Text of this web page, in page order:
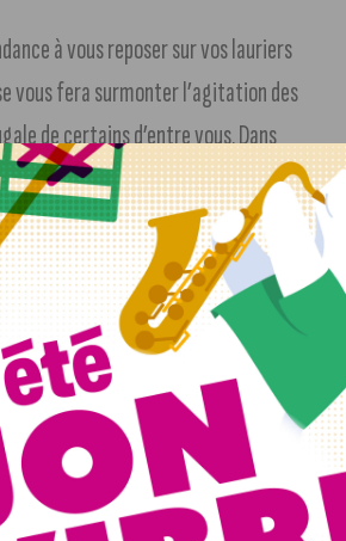
à vous reposer sur vos lauriers
vous fera surmonter l’agitation des
de certains d’entre vous. Dans
malgré vos efforts de
nuire. Si vous êtes suffisamment
d’être plus cordial.
si elles laissent à désirer, à
sentimentaux, vous vous
règle de conduite que vos